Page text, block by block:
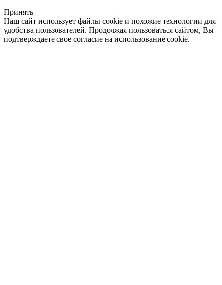
Принять
Наш сайт использует файлы cookie и похожие технологии для
удобства пользователей. Продолжая пользоваться сайтом, Вы
подтверждаете свое согласие на использование cookie.